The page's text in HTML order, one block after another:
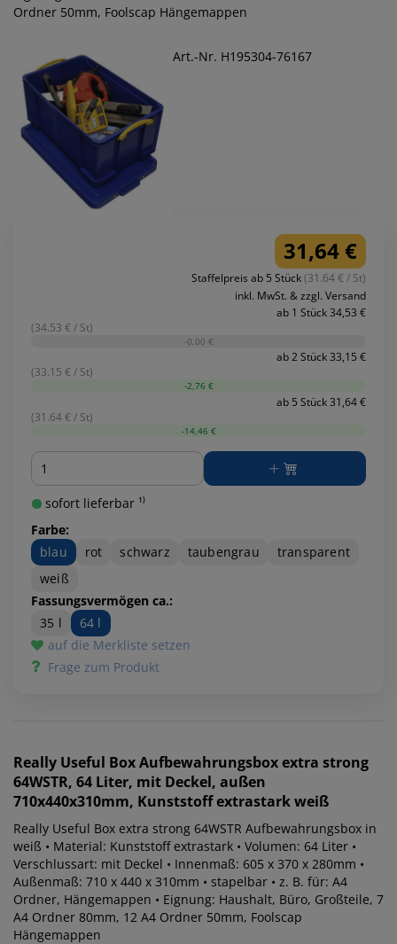
Ordner 50mm, Foolscap Hängemappen
Art.-Nr. H195304-76167
31,64 €
Staffelpreis ab 5 Stück(31.64 € / St)
inkl. MwSt. & zzgl. Versand
ab 1 Stück 34,53 €
(34.53 € / St)
-0,00 €
ab 2 Stück 33,15 €
(33.15 € / St)
-2,76 €
ab 5 Stück 31,64 €
(31.64 € / St)
-14,46 €
Menge
sofort lieferbar ¹⁾
Farbe:
blau
rot schwarz taubengrau
transparent
weiß
Fassungsvermögen ca.:
35 l
64 l
auf die Merkliste setzen
Frage zum Produkt
Really Useful BoxAufbewahrungsbox extra strong
64WSTR, 64 Liter, mit Deckel, außen
710x440x310mm, Kunststoff extrastark weiß
Really Useful Box extra strong 64WSTR Aufbewahrungsbox in
weiß • Material: Kunststoff extrastark • Volumen: 64 Liter •
Verschlussart: mit Deckel • Innenmaß: 605 x 370 x 280mm •
Außenmaß: 710 x 440 x 310mm • stapelbar • z. B. für: A4
Ordner, Hängemappen • Eignung: Haushalt, Büro, Großteile, 7
A4 Ordner 80mm, 12 A4 Ordner 50mm, Foolscap
Hängemappen